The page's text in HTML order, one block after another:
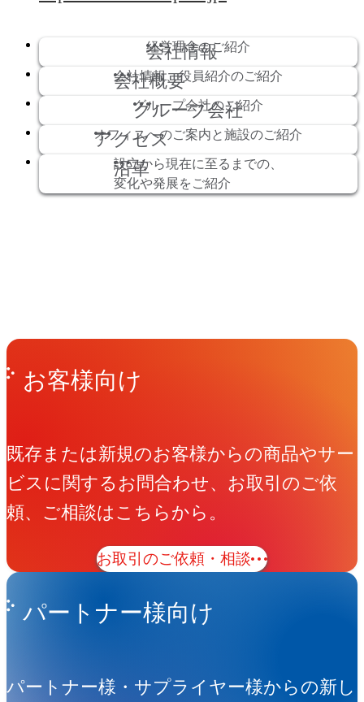
会社情報
経営理念のご紹介
会社概要
会社情報、役員紹介のご紹介
グループ会社
グループ会社のご紹介
アクセス
オフィスへのご案内と施設のご紹介
沿革
設立から現在に至るまでの、
変化や発展をご紹介
Get in Touchお問い合わせ
お客様向け
既存または新規のお客様からの商品やサー
ビスに関するお問合わせ、お取引のご依
頼、ご相談はこちらから。
お取引のご依頼・相談
パートナー様向け
パートナー様・サプライヤー様からの新し